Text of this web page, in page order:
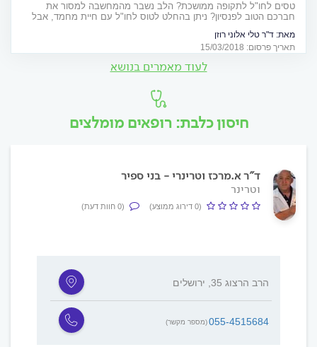
טסים לחו"ל לתקופה ממושכת? הלב נשבר מהמחשבה למסור את
חברכם הטוב לפנסיון? ניתן בהחלט לטוס לחו"ל עם חיית מחמד, אבל
מאת: ד"ר טלי אלוני רוזן
תאריך פרסום: 15/03/2018
לעוד מאמרים בנושא
חיסון כלבת: רופאים מומלצים
ד"ר א.מרכז וטרינרי - בני ספיר
וטרינר
(0 דירוג ממוצע) (0 חוות דעת)
הרב הרצוג 35, ירושלים
055-4515684(מספר מקשר)